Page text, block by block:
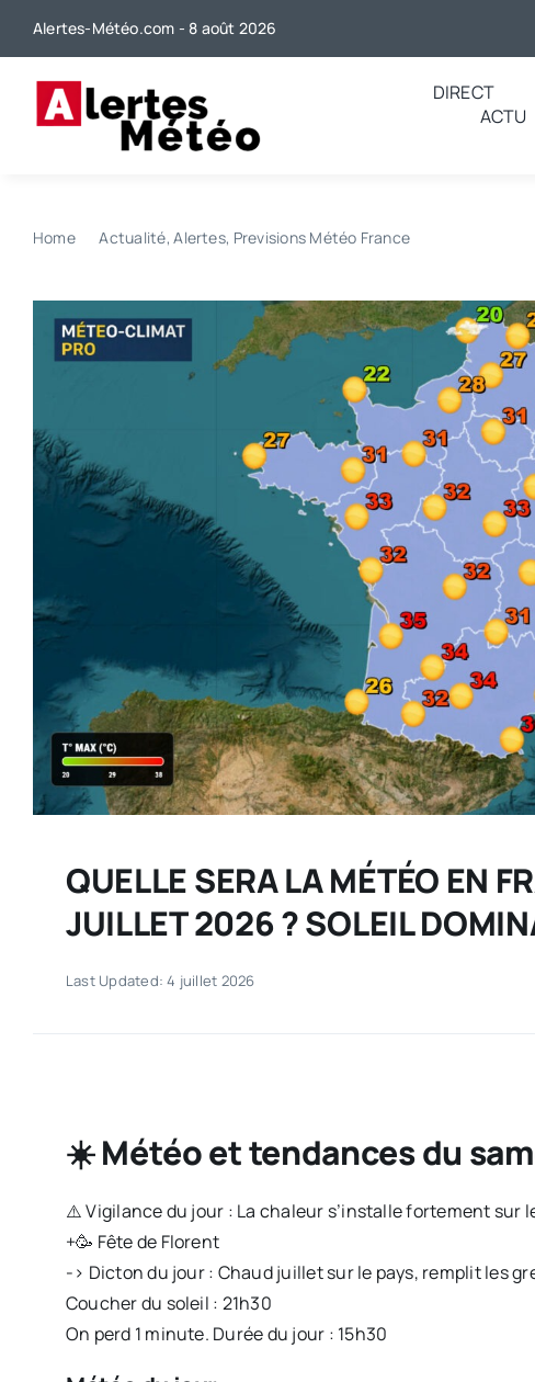
contenu
Alertes-Météo.com - 8 août 2026
DIRECT
ACTU
Home Actualité Alertes Previsions Météo France
QUELLE SERA LA MÉTÉO EN
JUILLET 2026 ? SOLEIL
Last Updated: 4 juillet 2026
☀️ Météo et tendances du
⚠️ Vigilance du jour : La chaleur s’installe fortement sur
+🥳 Fête de Florent
-> Dicton du jour : Chaud juillet sur le pays, remplit les
Coucher du soleil : 21h30
On perd 1 minute. Durée du jour : 15h30